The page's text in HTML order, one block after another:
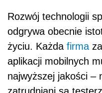
Rozwój technologii
odgrywa obecnie
życiu. Każda firma
aplikacji mobilnych
najwyższej jakości –